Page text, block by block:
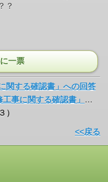
？
一票
関する確認書」への回答
関する確認書」への回答
）
<<戻る